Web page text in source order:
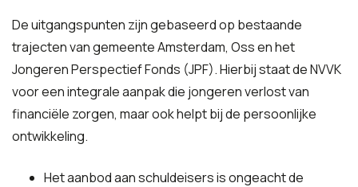
De uitgangspunten zijn gebaseerd op bestaande
trajecten van gemeente Amsterdam, Oss en het
Jongeren Perspectief Fonds (JPF). Hierbij staat de NVVK
voor een integrale aanpak die jongeren verlost van
financiële zorgen, maar ook helpt bij de persoonlijke
ontwikkeling.
Het aanbod aan schuldeisers is ongeacht de